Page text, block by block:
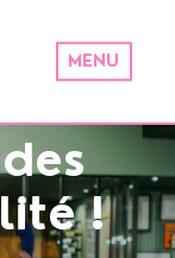
MENU
!